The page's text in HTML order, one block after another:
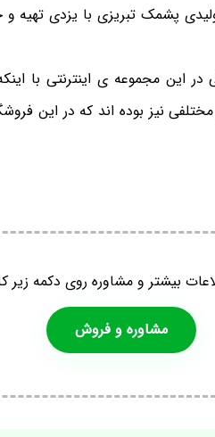
پشمک تبریزی با یزدی تهیه و
این مجموعه ی اینترنتی با
نیز بوده اند که در این
بیشتر و مشاوره روی دکمه زیر
مشاوره و فروش